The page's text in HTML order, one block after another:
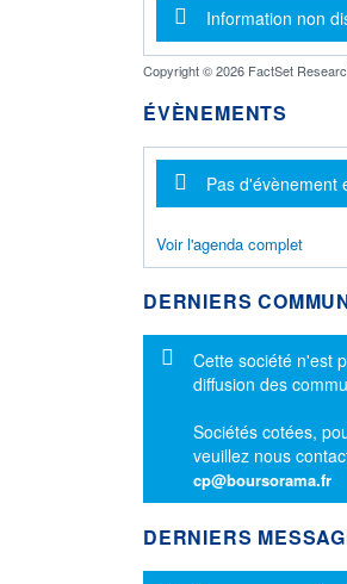
Message
Information non
Copyright © 2026 FactSet
ÉVÈNEMENTS
Message
Pas d'évènement
Voir l'agenda complet
DERNIERS
Message
Cette société n'est
diffusion des
Sociétés cotées,
veuillez nous
cp@boursorama.fr
DERNIERS